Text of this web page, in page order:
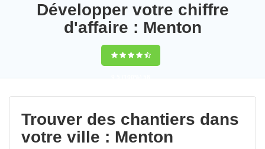
Développer votre chiffre
d'affaire : Menton
9,5(100%)58
votes
Trouver des chantiers dans
votre ville : Menton